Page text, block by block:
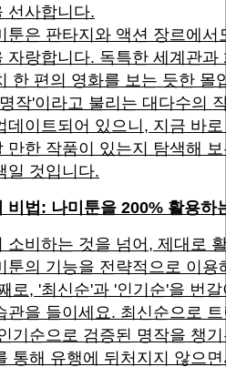
선사합니다.
툰은 판타지와 액션 장르에서
자랑합니다. 독특한 세계관과
한 편의 영화를 보는 듯한 몰
작'이라고 불리는 대다수의
데이트되어 있으니, 지금 바
만한 작품이 있는지 탐색해
일 것입니다.
비법: 나미툰을 200% 활용하
소비하는 것을 넘어, 제대로
툰의 기능을 전략적으로 이용
로, '최신순'과 '인기순'을 번
관을 들이세요. 최신순으로
기순으로 검증된 명작을 챙
통해 유행에 뒤처지지 않으